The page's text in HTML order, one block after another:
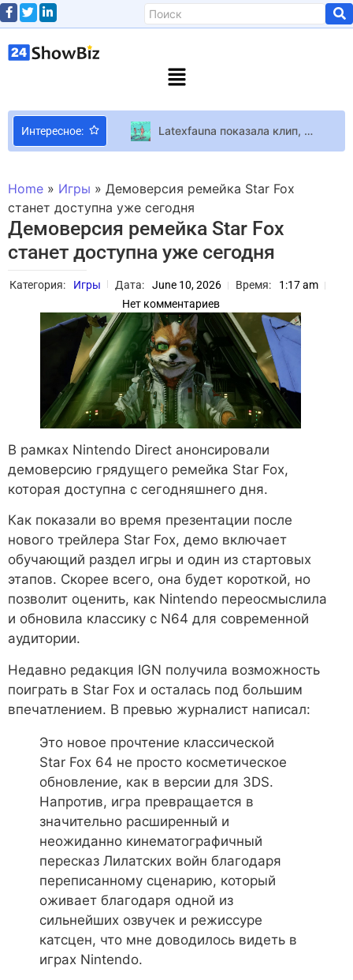
Интересное:
Latexfauna показала клип, созданный артистом DIY-сцены
OpenAI и Broadcom представили Jalapeño — процессор для AI-инфраструктуры нового поколения
Home » Игры » Демоверсия ремейка Star Fox
станет доступна уже сегодня
Демоверсия ремейка Star Fox
станет доступна уже сегодня
Категория: Игры Дата: June 10, 2026 Время:
1:17 am
Нет комментариев
В рамках Nintendo Direct анонсировали
демоверсию грядущего ремейка Star Fox,
которая доступна с сегодняшнего дня.
Как показали во время презентации после
нового трейлера Star Fox, демо включает
обучающий раздел игры и один из стартовых
этапов. Скорее всего, она будет короткой, но
позволит оценить, как Nintendo переосмыслила
и обновила классику с N64 для современной
аудитории.
Недавно редакция IGN получила возможность
поиграть в Star Fox и осталась под большим
впечатлением. В превью журналист написал:
Это новое прочтение классической
Star Fox 64 не просто косметическое
обновление, как в версии для 3DS.
Напротив, игра превращается в
значительно расширенный и
неожиданно кинематографичный
пересказ Лилатских войн благодаря
переписанному сценарию, который
оживает благодаря одной из
сильнейших озвучек и режиссуре
катсцен, что мне доводилось видеть в
играх Nintendo.